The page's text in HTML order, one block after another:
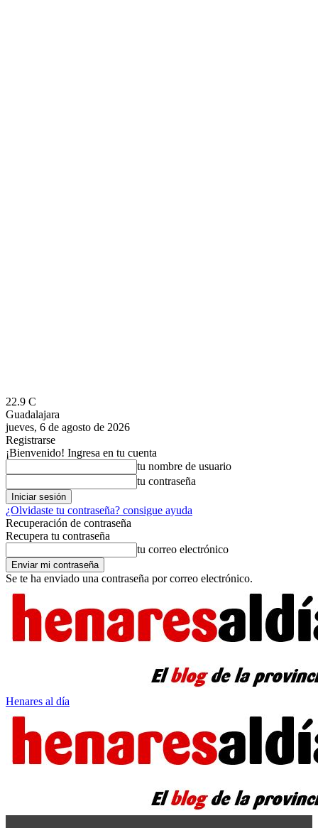
22.9 C
Guadalajara
jueves, 6 de agosto de 2026
Registrarse
¡Bienvenido! Ingresa en tu cuenta
tu nombre de usuario
tu contraseña
¿Olvidaste tu contraseña? consigue ayuda
Recuperación de contraseña
Recupera tu contraseña
tu correo electrónico
Se te ha enviado una contraseña por correo electrónico.
Henares al día